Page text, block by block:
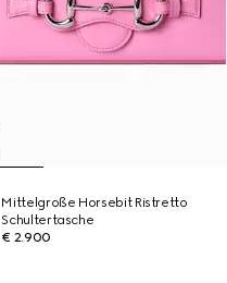
Mittelgroße Horsebit Ristretto
Schultertasche
€ 2.900